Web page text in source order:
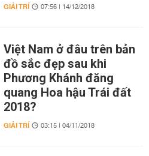
GIẢI TRÍ 07:56 | 14/12/2018
Việt Nam ở đâu trên bản
đồ sắc đẹp sau khi
Phương Khánh đăng
quang Hoa hậu Trái đất
2018?
GIẢI TRÍ 03:15 | 04/11/2018